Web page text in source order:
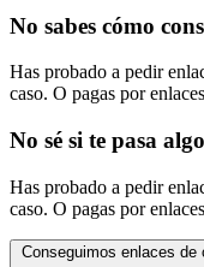
No sabes cómo
Has probado a pedir
caso. O pagas por
No sé si te pasa
Has probado a pedir
caso. O pagas por
Conseguimos enlaces de